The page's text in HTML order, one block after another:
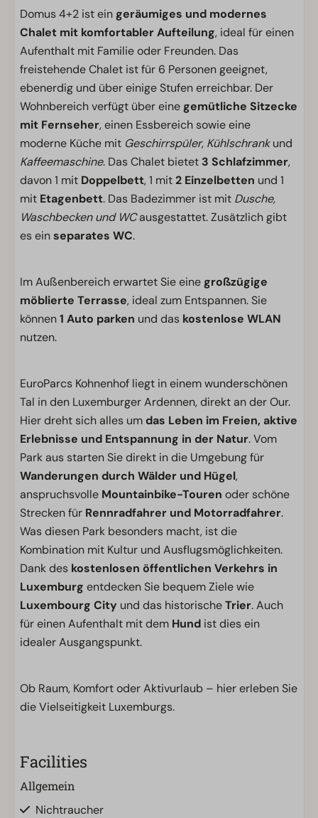
Domus 4+2 ist ein geräumiges und modernes
Chalet mit komfortabler Aufteilung, ideal für einen
Aufenthalt mit Familie oder Freunden. Das
freistehende Chalet ist für 6 Personen geeignet,
ebenerdig und über einige Stufen erreichbar. Der
Wohnbereich verfügt über eine gemütliche Sitzecke
mit Fernseher, einen Essbereich sowie eine
moderne Küche mit Geschirrspüler, Kühlschrankund
Kaffeemaschine. Das Chalet bietet 3 Schlafzimmer,
davon 1 mit Doppelbett, 1 mit2 Einzelbetten und 1
mit Etagenbett. Das Badezimmer ist mit Dusche,
Waschbecken und WCausgestattet. Zusätzlich gibt
es einseparates WC.
Im Außenbereich erwartet Sie eine großzügige
möblierte Terrasse, ideal zum Entspannen. Sie
können1 Auto parken und das kostenlose WLAN
nutzen.
EuroParcs Kohnenhof liegt in einem wunderschönen
Tal in den Luxemburger Ardennen, direkt an der Our.
Hier dreht sich alles umdas Leben im Freien, aktive
Erlebnisse und Entspannung in der Natur. Vom
Park aus starten Sie direkt in die Umgebung für
Wanderungen durch Wälder und Hügel,
anspruchsvolle Mountainbike-Touren oder schöne
Strecken für Rennradfahrer und Motorradfahrer.
Was diesen Park besonders macht, ist die
Kombination mit Kultur und Ausflugsmöglichkeiten.
Dank des kostenlosen öffentlichen Verkehrs in
Luxemburg entdecken Sie bequem Ziele wie
Luxembourg City und das historischeTrier. Auch
für einen Aufenthalt mit dem Hund ist dies ein
idealer Ausgangspunkt.
Ob Raum, Komfort oder Aktivurlaub – hier erleben Sie
die Vielseitigkeit Luxemburgs.
Facilities
Allgemein
Nichtraucher